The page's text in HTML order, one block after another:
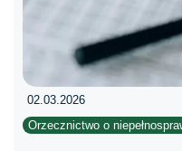
02.03.2026
Orzecznictwo o